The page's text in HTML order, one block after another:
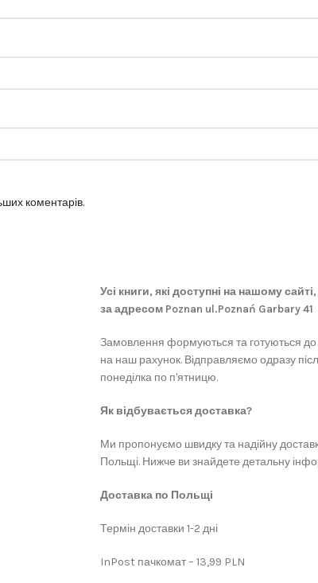
коментарів.
Усі книги, які доступні на нашому
за адресом Poznan ul.Poznań Garbary
Замовлення формуються та готуються
на наш рахунок. Відправляємо одразу
понеділка по п'ятницю.
Як відбувається доставка?
Ми пропонуємо швидку та надійну
Польщі. Нижче ви знайдете детальну
Доставка по Польщі
Термін доставки 1-2 дні
InPost пачкомат – 13,99 PLN